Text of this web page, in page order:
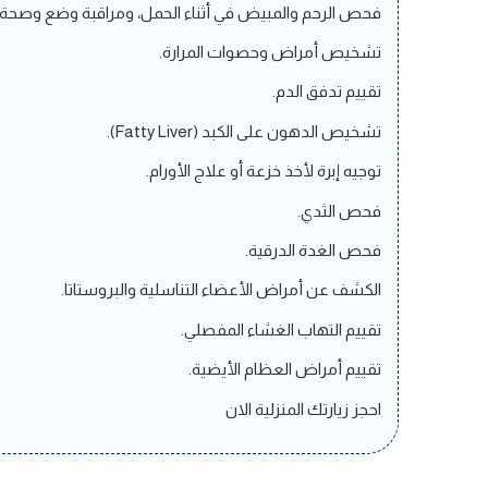
فحص الرحم والمبيض في أثناء الحمل، ومراقبة وضع وصحة
تشخيص أمراض وحصوات المرارة.
تقييم تدفق الدم.
تشخيص الدهون على الكبد (Fatty Liver).
توجيه إبرة لأخذ خزعة أو علاج الأورام.
فحص الثدي.
فحص الغدة الدرقية.
الكشف عن أمراض الأعضاء التناسلية والبروستاتا.
تقييم التهاب الغشاء المفصلي.
تقييم أمراض العظام الأيضية.
احجز زيارتك المنزلية الان